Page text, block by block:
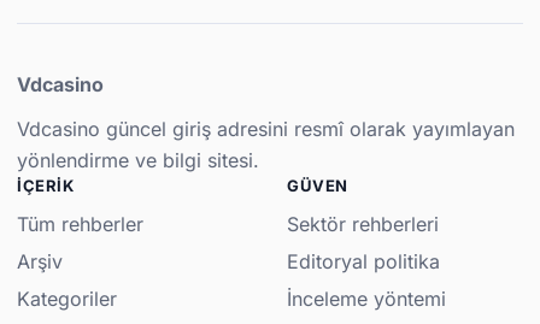
Vdcasino
Vdcasino güncel giriş adresini resmî olarak yayımlayan
yönlendirme ve bilgi sitesi.
İÇERIK
Tüm rehberler
Arşiv
Kategoriler
GÜVEN
Sektör rehberleri
Editoryal politika
İnceleme yöntemi